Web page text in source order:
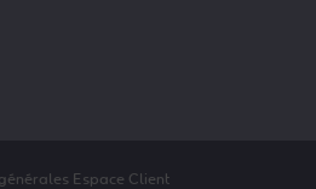
Espace Client